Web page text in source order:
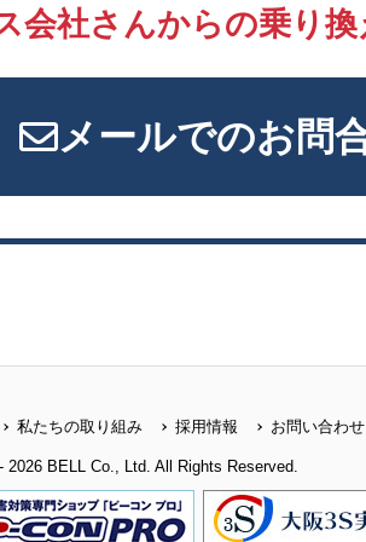
会社さんからの乗り換
メールでのお問
私たちの取り組み 採用情報 お問い合わせ
BELL Co., Ltd. All Rights Reserved.